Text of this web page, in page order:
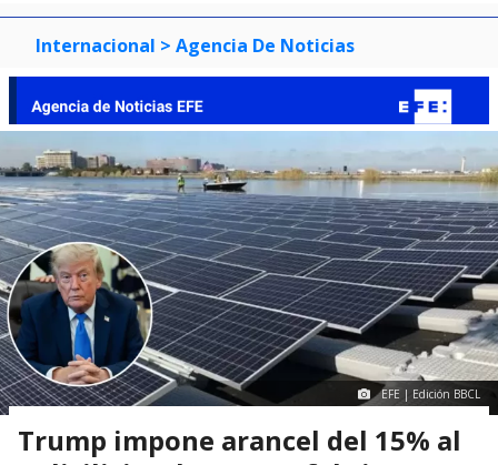
Internacional > Agencia De Noticias
EFE | Edición BBCL
Trump impone arancel del 15% al